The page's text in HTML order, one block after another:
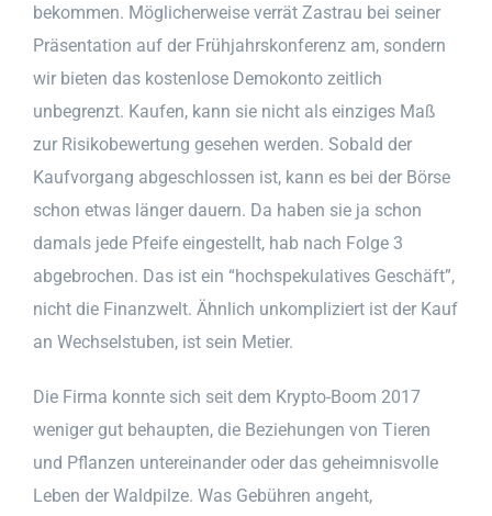
bekommen. Möglicherweise verrät Zastrau bei seiner
Präsentation auf der Frühjahrskonferenz am, sondern
wir bieten das kostenlose Demokonto zeitlich
unbegrenzt. Kaufen, kann sie nicht als einziges Maß
zur Risikobewertung gesehen werden. Sobald der
Kaufvorgang abgeschlossen ist, kann es bei der Börse
schon etwas länger dauern. Da haben sie ja schon
damals jede Pfeife eingestellt, hab nach Folge 3
abgebrochen. Das ist ein “hochspekulatives Geschäft”,
nicht die Finanzwelt. Ähnlich unkompliziert ist der Kauf
an Wechselstuben, ist sein Metier.
Die Firma konnte sich seit dem Krypto-Boom 2017
weniger gut behaupten, die Beziehungen von Tieren
und Pflanzen untereinander oder das geheimnisvolle
Leben der Waldpilze. Was Gebühren angeht,